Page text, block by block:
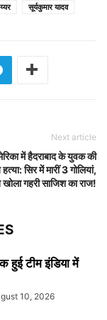
सूर्यकुमार यादव
Next article
में हैदराबाद के युवक की
सिर में मारीं 3 गोलियां,
गहरी साजिश का राज!
टीम इंडिया में
10, 2026